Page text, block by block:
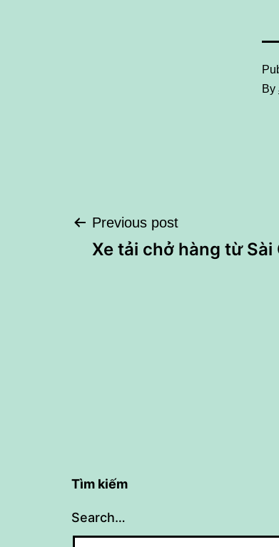
By
Điều
Previous post
Xe tải chở hàng từ Sài
Tìm kiếm
Search…